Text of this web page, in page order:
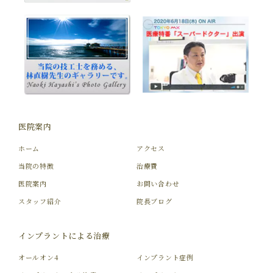
医院案内
ホーム
当院の特徴
医院案内
スタッフ紹介
アクセス
治療費
お問い合わせ
院長ブログ
インプラントによる治療
オールオン4
インプラント症例